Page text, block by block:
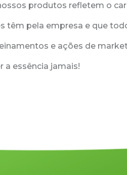
produtos refletem o
têm pela empresa e que
e ações de
a essência jamais!